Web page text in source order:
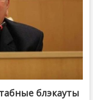
блэкауты